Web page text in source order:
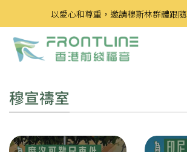
to
content
以愛心和尊重，邀請穆斯林群體跟
穆宣禱室